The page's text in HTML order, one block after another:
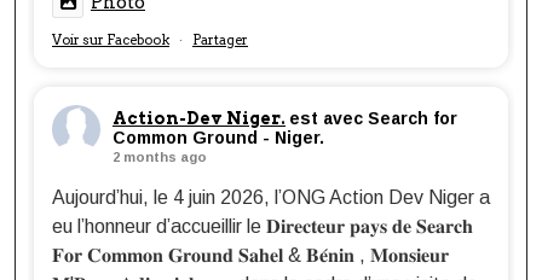
Voir sur Facebook · Partager
Action-Dev Niger. est avec Search for
Common Ground - Niger.
2 months ago
Aujourd’hui, le 4 juin 2026, l’ONG Action Dev Niger a
eu l’honneur d’accueillir le 𝐃𝐢𝐫𝐞𝐜𝐭𝐞𝐮𝐫 𝐩𝐚𝐲𝐬 𝐝𝐞 𝐒𝐞𝐚𝐫𝐜𝐡
𝐅𝐨𝐫 𝐂𝐨𝐦𝐦𝐨𝐧 𝐆𝐫𝐨𝐮𝐧𝐝 𝐒𝐚𝐡𝐞𝐥 & 𝐁𝐞́𝐧𝐢𝐧 , 𝐌𝐨𝐧𝐬𝐢𝐞𝐮𝐫